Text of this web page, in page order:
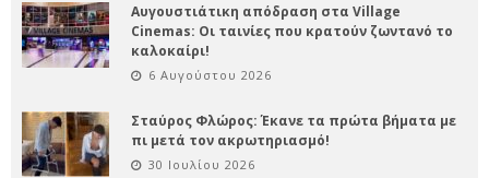
Αυγουστιάτικη απόδραση στα Village
Cinemas: Οι ταινίες που κρατούν ζωντανό το
καλοκαίρι!
6 Αυγούστου 2026
Σταύρος Φλώρος: Έκανε τα πρώτα βήματα με
πι μετά τον ακρωτηριασμό!
30 Ιουλίου 2026